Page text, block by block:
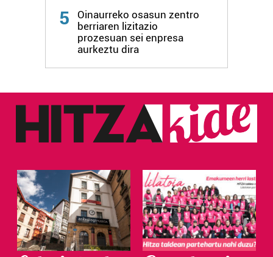
Webgune honek cookie propioak eta hirugarrenen cookie-
fitxategiak erabiltzen ditu. Zure esperientzia eta
zerbitzuak hobetzeko asmoz, cookie teknologiaz
baliatzen gara. Ohar hau onartuz gero, teknologia hori
erabiltzeko baimen esplizitua ematen diguzu.Gehiago
5
Oinaurreko osasun zentro
berriaren lizitazio
prozesuan sei enpresa
aurkeztu dira